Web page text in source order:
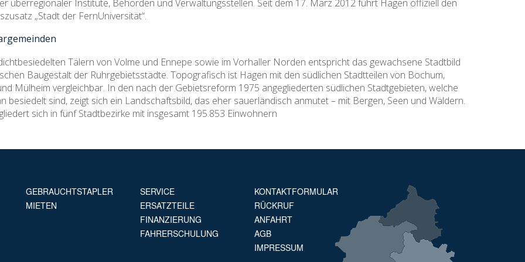
überregionaler Institute, Behörden und Verwaltungsstellen. Seit dem 17. März 2012 führt Hagen offiziell den
„Stadt der FernUniversität“.
Tälern von Volme und Ennepe sowie im Vorhaller Norden entspricht das gewachsene Stadtbild
Baugestalt der Ruhrgebietsstädte. Topografisch ist Hagen mit den südlichen Stadtteilen von Bochum,
Mülheim vergleichbar. In den nach der Gebietsreform 1975 angegliederten südlichen Stadtgebieten, welche
besiedelt sind, zeigt sich ein Landschaftsbild, das eher sauerländisch anmutet – mit Bergen, Seen und Wäldern.
sich in fünf Stadtbezirke mit insgesamt 195.853 Einwohnern
GEBRAUCHTSTAPLER
MIETEN
SERVICE
ERSATZTEILE
FINANZIERUNG
FAHRERSCHULUNG
KONTAKTFORMULAR
RÜCKRUF
ANFAHRT
AGB
IMPRESSUM